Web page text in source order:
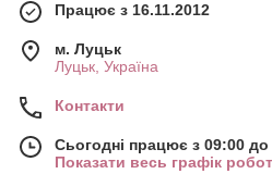
Працює з 16.11.2012
м. Луцьк
Луцьк, Україна
Контакти
Сьогодні працює з 09:00 до
Показати весь графік